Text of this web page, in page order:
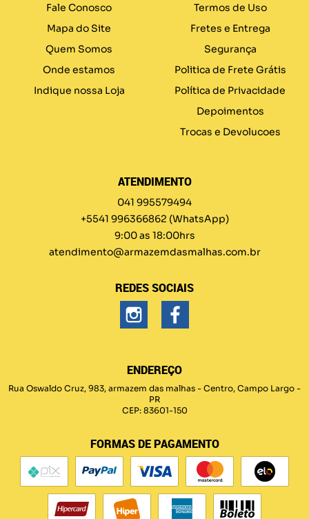
Fale Conosco
Mapa do Site
Quem Somos
Onde estamos
Indique nossa Loja
Termos de Uso
Fretes e Entrega
Segurança
Politica de Frete Grátis
Política de Privacidade
Depoimentos
Trocas e Devolucoes
ATENDIMENTO
041 995579494
+5541 996366862 (WhatsApp)
9:00 as 18:00hrs
atendimento@armazemdasmalhas.com.br
REDES SOCIAIS
ENDEREÇO
Rua Oswaldo Cruz, 983, armazem das malhas - Centro, Campo Largo -
PR
CEP: 83601-150
FORMAS DE PAGAMENTO